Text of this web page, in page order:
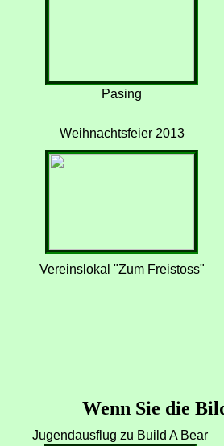
Pasing
Weihnachtsfeier 2013
Vereinslokal "Zum Freistoss"
Wenn Sie die
Jugendausflug zu Build A Bear